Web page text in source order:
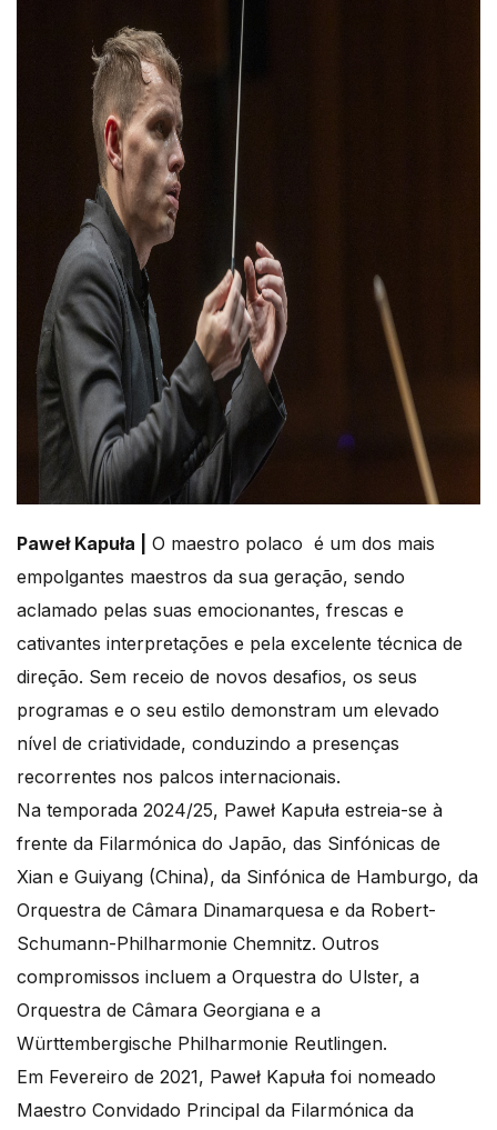
Paweł Kapuła |
O maestro polaco é um dos mais
empolgantes maestros da sua geração, sendo
aclamado pelas suas emocionantes, frescas e
cativantes interpretações e pela excelente técnica de
direção. Sem receio de novos desafios, os seus
programas e o seu estilo demonstram um elevado
nível de criatividade, conduzindo a presenças
recorrentes nos palcos internacionais.
Na temporada 2024/25, Paweł Kapuła estreia-se à
frente da Filarmónica do Japão, das Sinfónicas de
Xian e Guiyang (China), da Sinfónica de Hamburgo, da
Orquestra de Câmara Dinamarquesa e da Robert-
Schumann-Philharmonie Chemnitz. Outros
compromissos incluem a Orquestra do Ulster, a
Orquestra de Câmara Georgiana e a
Württembergische Philharmonie Reutlingen.
Em Fevereiro de 2021, Paweł Kapuła foi nomeado
Maestro Convidado Principal da Filarmónica da